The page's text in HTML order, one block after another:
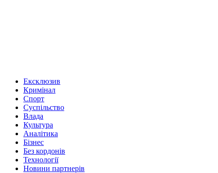
Ексклюзив
Кримінал
Спорт
Суспільство
Влада
Культура
Аналітика
Бізнес
Без кордонів
Технології
Новини партнерів